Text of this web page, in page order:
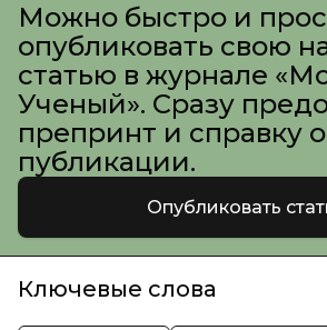
Можно быстро и
опубликовать свою
статью в журнале
Ученый». Сразу
препринт и справку о
публикации.
Опубликовать
Ключевые слова